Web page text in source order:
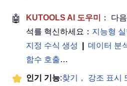
🤖 KUTOOLS AI 도우미
： 다
석를 혁신하세요： 지능형 실
지정 수식 생성
데이터 분
함수 호출…
인기 기능:찾기， 강조 표시